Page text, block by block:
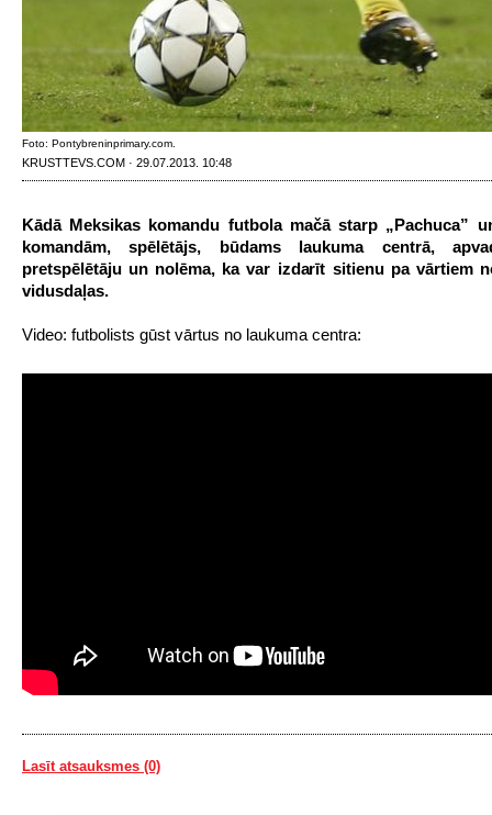
Foto: Pontybreninprimary.com.
KRUSTTEVS.COM · 29.07.2013. 10:48
Kādā Meksikas komandu futbola mačā starp „Pachuca”
komandām, spēlētājs, būdams laukuma centrā,
pretspēlētāju un nolēma, ka var izdarīt sitienu pa vārtiem
vidusdaļas.
Video: futbolists gūst vārtus no laukuma centra:
Lasīt atsauksmes (0)